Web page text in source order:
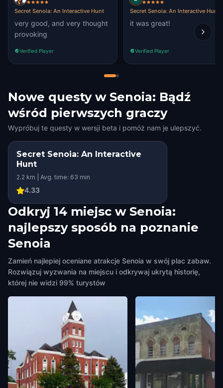
Secret Senoia: An Interactive Hunt
very good, and very thought
provoking
Verified Player
Secret Senoia: An Interactive Hunt
it was great!
Verified Player
Nowe questy w Senoia: Bądź
wśród pierwszych graczy
Wypróbuj te questy w wersji beta i pomóż nam je ulepszyć.
Secret Senoia: An Interactive
Hunt
2.2 km | Avg. time: 63 min
4.33
Odkryj 14 miejsc w Senoia:
najlepszy sposób na poznanie
Senoia
Zamień najlepiej oceniane atrakcje Senoia w swój plac zabaw.
Rozwiązuj wyzwania na miejscu i odkrywaj ukrytą historię,
której nie widzi 99% turystów